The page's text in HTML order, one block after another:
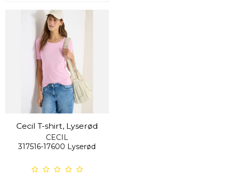
Cecil T-shirt, Lyserød
CECIL
317516-17600 Lyserød